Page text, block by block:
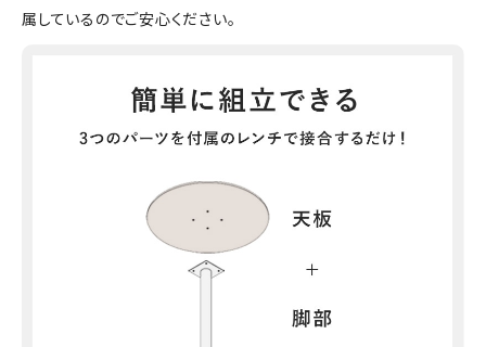
属しているのでご安心ください。